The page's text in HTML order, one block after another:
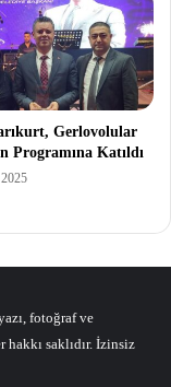
Gerlovolular
Programına Katıldı
fotoğraf ve
hakkı saklıdır. İzinsiz